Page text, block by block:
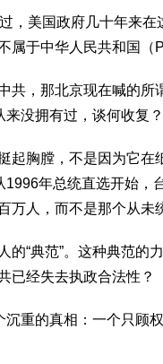
，美国政府几十年来
于中华人民共和国（
，那北京现在喊的所
没拥有过，谈何收复？
起胸膛，不是因为它在
1996年总统直选开始，
人，而不是那个从未
“典范”。这种典范的
已经失去执政合法性？
沉重的真相：一个只顾